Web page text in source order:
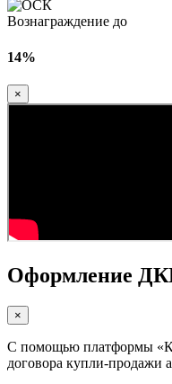
Вознаграждение до
14%
×
Оформление
×
С помощью платформы
договора купли-продажи